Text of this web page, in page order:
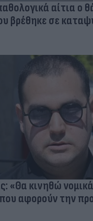
αίτια ο
βρέθηκε σε
«Θα κινηθώ
αφορούν την